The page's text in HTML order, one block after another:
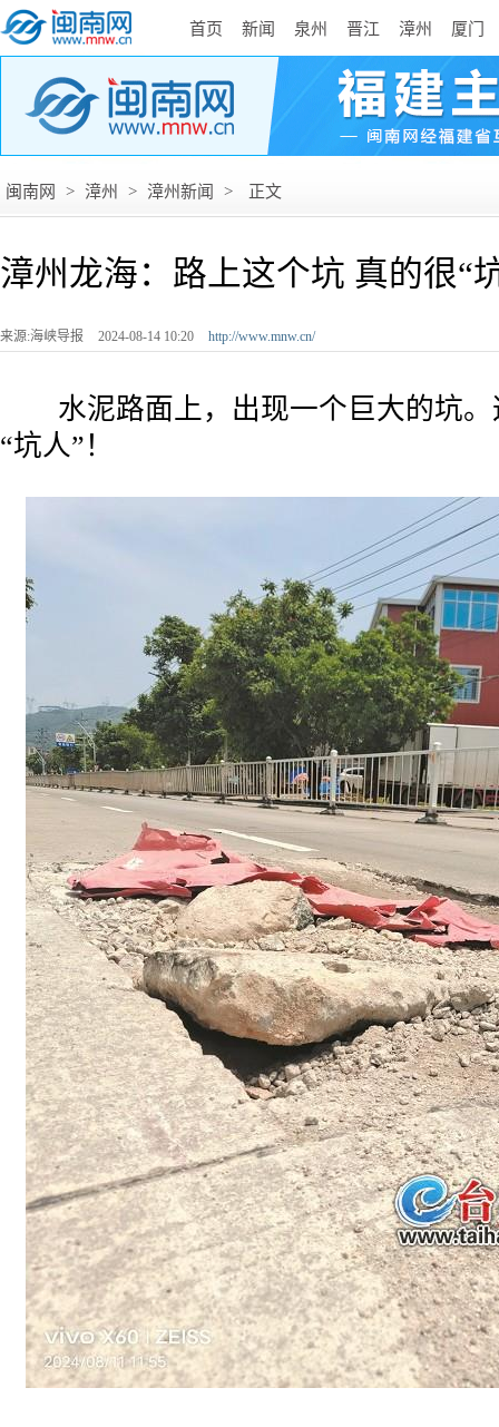
首页 新闻 泉州 晋江 漳州 厦门
闽南网 > 漳州 > 漳州新闻 > 正文
漳州龙海：路上这个坑 真的很“
来源:海峡导报 2024-08-14 10:20 http://www.mnw.cn/
水泥路面上，出现一个巨大的坑。
“坑人”！